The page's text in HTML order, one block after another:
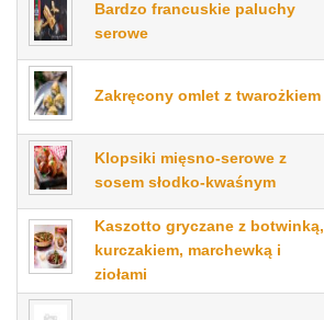
Bardzo francuskie paluchy
serowe
Zakręcony omlet z twarożkiem
Klopsiki mięsno-serowe z
sosem słodko-kwaśnym
Kaszotto gryczane z botwinką,
kurczakiem, marchewką i
ziołami